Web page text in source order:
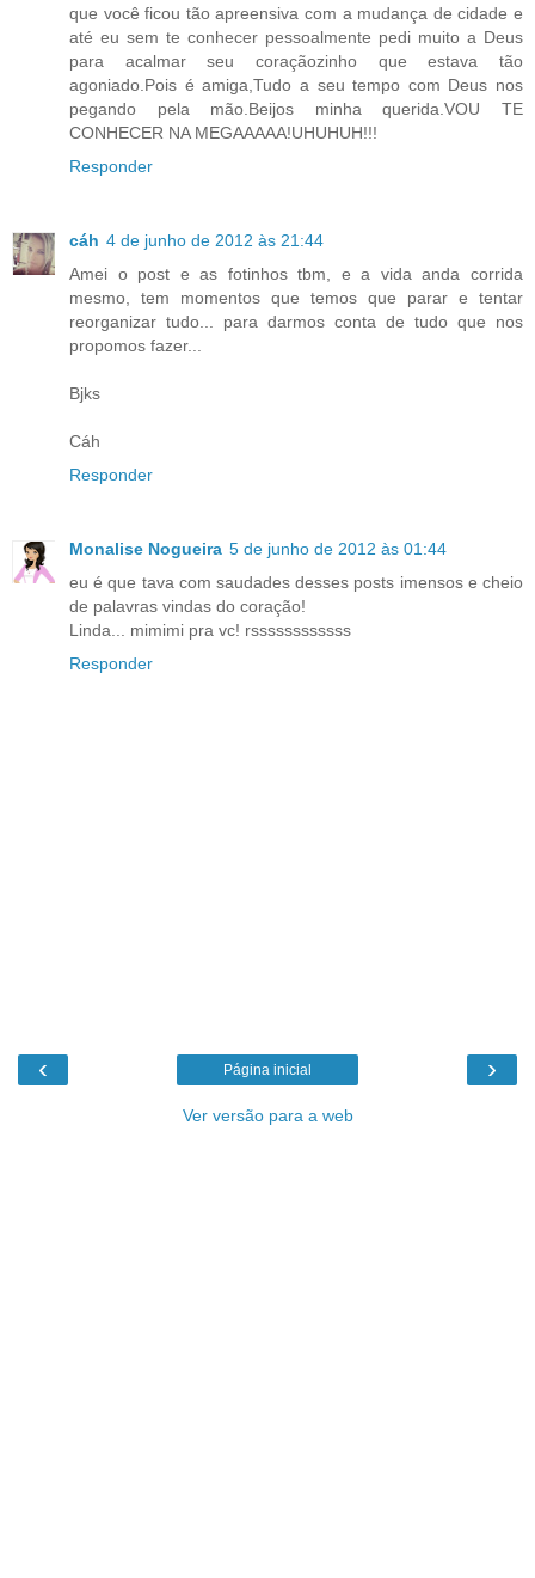
que você ficou tão apreensiva com a mudança de cidade e
até eu sem te conhecer pessoalmente pedi muito a Deus
para acalmar seu coraçãozinho que estava tão
agoniado.Pois é amiga,Tudo a seu tempo com Deus nos
pegando pela mão.Beijos minha querida.VOU TE
CONHECER NA MEGAAAAA!UHUHUH!!!
Responder
cáh 4 de junho de 2012 às 21:44
Amei o post e as fotinhos tbm, e a vida anda corrida
mesmo, tem momentos que temos que parar e tentar
reorganizar tudo... para darmos conta de tudo que nos
propomos fazer...
Bjks
Cáh
Responder
Monalise Nogueira 5 de junho de 2012 às 01:44
eu é que tava com saudades desses posts imensos e cheio
de palavras vindas do coração!
Linda... mimimi pra vc! rssssssssssss
Responder
‹ ›
Página inicial
Ver versão para a web